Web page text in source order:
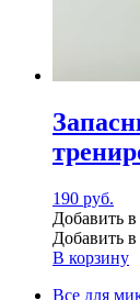
190 руб.
Добавить
Добавить
В корзину
Все для